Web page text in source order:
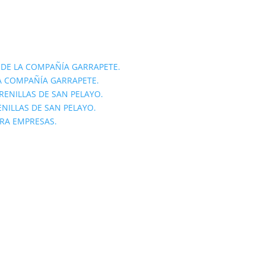
LA COMPAÑÍA GARRAPETE.
COMPAÑÍA GARRAPETE.
DE SAN PELAYO.
DE SAN PELAYO.
EMPRESAS.